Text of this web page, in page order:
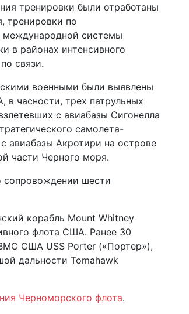
тренировки были отработаны
тренировки по
международной системы
в районах интенсивного
связи.
военными были выявлены
часности, трех патрульных
с авиабазы Сигонелла
самолета-
авиабазы Акротири на острове
части Черного моря.
шести
корабль Mount Whitney
флота США. Ранее 30
США USS Porter («Портер»),
дальности Tomahawk
Черноморского флота.